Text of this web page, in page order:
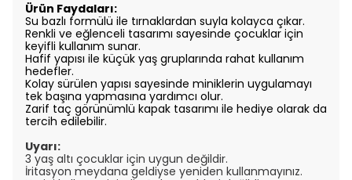
Ürün Faydaları:
Su bazlı formülü ile tırnaklardan suyla kolayca çıkar.
Renkli ve eğlenceli tasarımı sayesinde çocuklar için
keyifli kullanım sunar.
Hafif yapısı ile küçük yaş gruplarında rahat kullanım
hedefler.
Kolay sürülen yapısı sayesinde miniklerin uygulamayı
tek başına yapmasına yardımcı olur.
Zarif taç görünümlü kapak tasarımı ile hediye olarak da
tercih edilebilir.
Uyarı:
3 yaş altı çocuklar için uygun değildir.
İritasyon meydana geldiyse yeniden kullanmayınız.